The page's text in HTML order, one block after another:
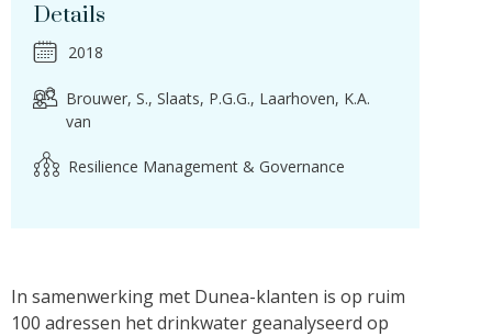
Details
2018
Brouwer, S. Slaats, P.G.G. Laarhoven, K.A.
van
Resilience Management & Governance
In samenwerking met Dunea-klanten is op ruim
100 adressen het drinkwater geanalyseerd op